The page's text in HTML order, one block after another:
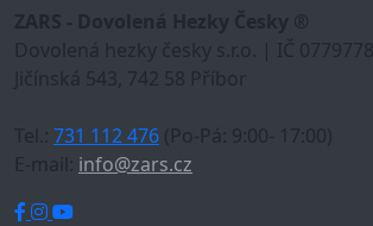
ZARS - Dovolená Hezky Česky ®
Dovolená hezky česky s.r.o. | IČ 07797788
Jičínská 543, 742 58 Příbor
Tel.: 731 112 476 (Po-Pá: 9:00- 17:00)
E-mail: info@zars.cz